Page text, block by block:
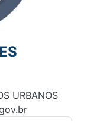
URBANOS